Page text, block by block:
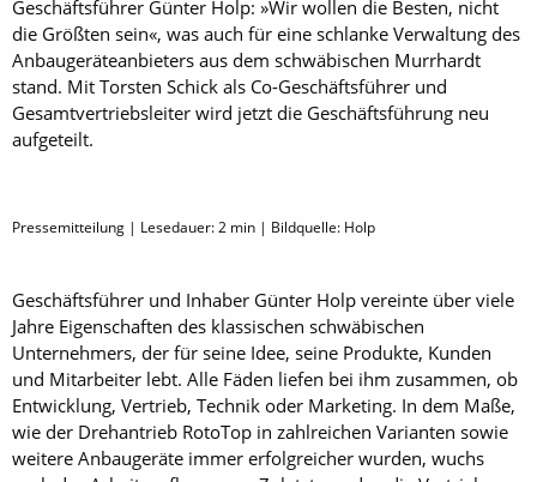
Geschäftsführer Günter Holp: »Wir wollen die Besten, nicht
die Größten sein«, was auch für eine schlanke Verwaltung des
Anbaugeräteanbieters aus dem schwäbischen Murrhardt
stand. Mit Torsten Schick als Co-Geschäftsführer und
Gesamtvertriebsleiter wird jetzt die Geschäftsführung neu
aufgeteilt.
Pressemitteilung | Lesedauer:2 min | Bildquelle: Holp
Geschäftsführer und Inhaber Günter Holp vereinte über viele
Jahre Eigenschaften des klassischen schwäbischen
Unternehmers, der für seine Idee, seine Produkte, Kunden
und Mitarbeiter lebt. Alle Fäden liefen bei ihm zusammen, ob
Entwicklung, Vertrieb, Technik oder Marketing. In dem Maße,
wie der Drehantrieb RotoTop in zahlreichen Varianten sowie
weitere Anbaugeräte immer erfolgreicher wurden, wuchs